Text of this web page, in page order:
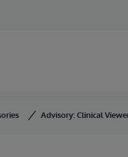
Advisory: Clinical